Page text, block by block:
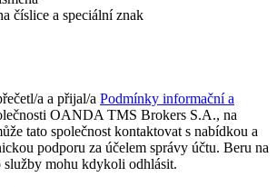
číslice a speciální znak
a a přijal/a Podmínky informační a
OANDA TMS Brokers S.A., na
tato společnost kontaktovat s nabídkou a
podporu za účelem správy účtu. Beru na
služby mohu kdykoli odhlásit.